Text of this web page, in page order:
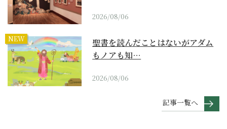
2026/08/06
NEW
聖書を読んだことはないがアダム
もノアも知…
2026/08/06
記事一覧へ